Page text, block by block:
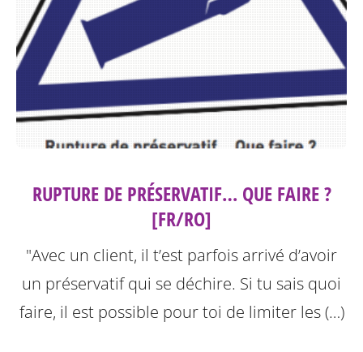
RUPTURE DE PRÉSERVATIF… QUE FAIRE ?
[FR/RO]
"Avec un client, il t’est parfois arrivé d’avoir
un préservatif qui se déchire. Si tu sais quoi
faire, il est possible pour toi de limiter les (…)